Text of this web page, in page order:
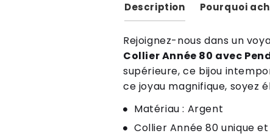
Description Pourquoi
Rejoignez-nous dans un
Collier Année 80 avec
supérieure, ce bijou intemp
ce joyau magnifique, soyez é
Matériau : Argent
Collier Année 80 unique